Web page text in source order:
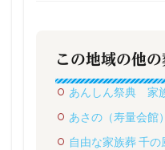
この地域の他
あんしん祭典 家
あさの（寿量会館）
自由な家族葬 千